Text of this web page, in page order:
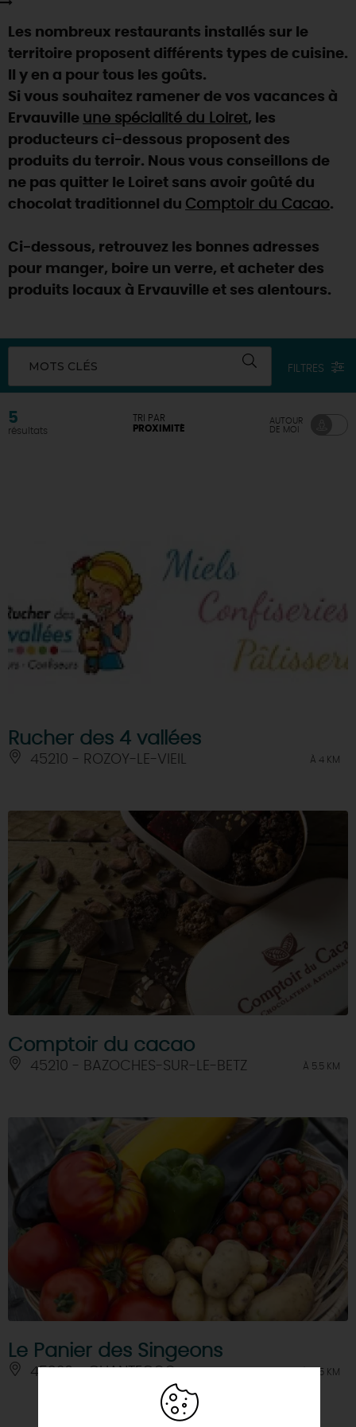
TOUTES LES ACTIVITÉS
Vins etvignobles
Chic,une aire de pique-nique
Par ici lesguinguettes
Que rapporter du Loiret ?
La Route desMétiers d'Art
TOUT L'ART DE VIVRE
(re)Découvrir les coulisses de la Faïencerie de
Expérimenterles parcours Baludik🕵️
Une saison de festivals 🎉
Rendez-vous de la nature en 2026
Des sorties en famille dans le Loiret !
Où sortir ?
DEMAIN
TOUT L'AGENDA
INFOS &SERVICES
RÉSERVERMAINTENANT
Les nombreux restaurants installés sur le
territoire proposent différents types de cuisine.
Il y en a pour tous les goûts.
Si vous souhaitez ramener de vos vacances à
Ervauville une spécialité du Loiret, les
producteurs ci-dessous proposent des
produits du terroir. Nous vous conseillons de
ne pas quitter le Loiret sans avoir goûté du
chocolat traditionnel du Comptoir du Cacao.
Ci-dessous, retrouvez les bonnes adresses
pour manger, boire un verre, et acheter des
produits locaux à Ervauville et ses alentours.
MOTS CLÉS FILTRES
5
résultats
TRI PAR
PROXIMITÉ
AUTOUR
DE MOI
Rucher des 4 vallées
45210 - ROZOY-LE-VIEIL À 4 KM
Comptoir du cacao
45210 - BAZOCHES-SUR-LE-BETZ À 5.5 KM
Le Panier des Singeons
45320 - CHANTECOQ À 6.5 KM